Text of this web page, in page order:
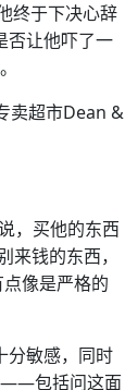
终于下决心辞
否让他吓了一
卖超市Dean &
，买他的东西
钱的东西，
像是严格的
分敏感，同时
——包括问这面